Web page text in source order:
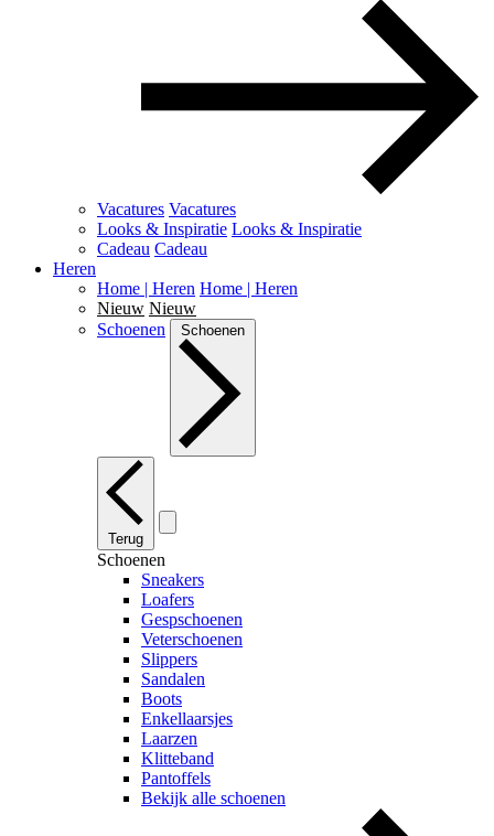
Vacatures Vacatures
Looks & Inspiratie Looks & Inspiratie
Cadeau Cadeau
Heren
Home | Heren Home | Heren
Nieuw Nieuw
Schoenen
Schoenen
Terug
Schoenen
Sneakers
Loafers
Gespschoenen
Veterschoenen
Slippers
Sandalen
Boots
Enkellaarsjes
Laarzen
Klitteband
Pantoffels
Bekijk alle schoenen